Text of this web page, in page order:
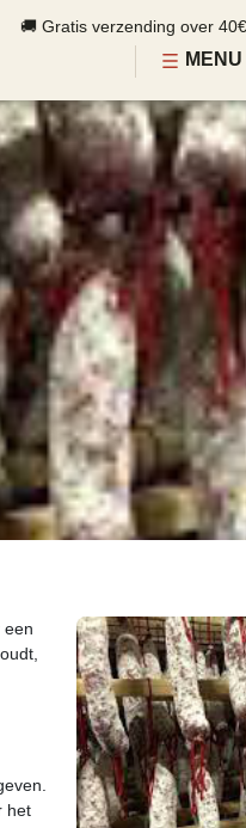
🚚 Gratis verzending over 40€
MENU
een
het